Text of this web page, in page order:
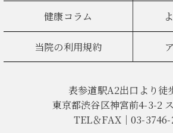
健康コラム
当院の利用規約
表参道駅A2出口より徒
東京都渋谷区神宮前4-3-2
TEL＆FAX｜03-3746-